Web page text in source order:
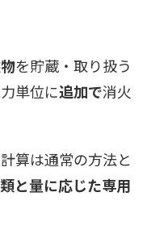
を貯蔵・取り扱う
単位に追加で消火
算は通常の方法と
と量に応じた専用